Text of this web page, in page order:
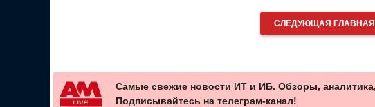
СЛЕДУЮЩАЯ ГЛАВНАЯ
Самые свежие новости ИТ и ИБ. Обзоры,
Подписывайтесь на телеграм-канал!